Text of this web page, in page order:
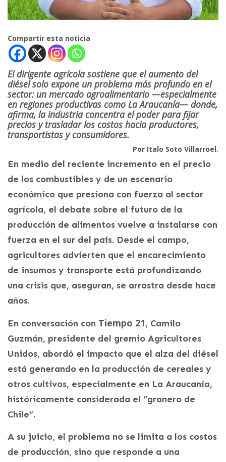
Compartir esta noticia
El dirigente agrícola sostiene que el aumento del
diésel solo expone un problema más profundo en el
sector: un mercado agroalimentario —especialmente
en regiones productivas como La Araucanía— donde,
afirma, la industria concentra el poder para fijar
precios y trasladar los costos hacia productores,
transportistas y consumidores.
Por Italo Soto Villarroel.
En medio del reciente incremento en el precio
de los combustibles y de un escenario
económico que presiona con fuerza al sector
agrícola, el debate sobre el futuro de la
producción de alimentos vuelve a instalarse con
fuerza en el sur del país. Desde el campo,
agricultores advierten que el encarecimiento
de insumos y transporte está profundizando
una crisis que, aseguran, se arrastra desde hace
años.
En conversación con Tiempo 21, Camilo
Guzmán, presidente del gremio Agricultores
Unidos, abordó el impacto que el alza del diésel
está generando en la producción de cereales y
otros cultivos, especialmente en La Araucanía,
históricamente considerada el “granero de
Chile”.
A su juicio, el problema no se limita a los costos
de producción, sino que responde a una